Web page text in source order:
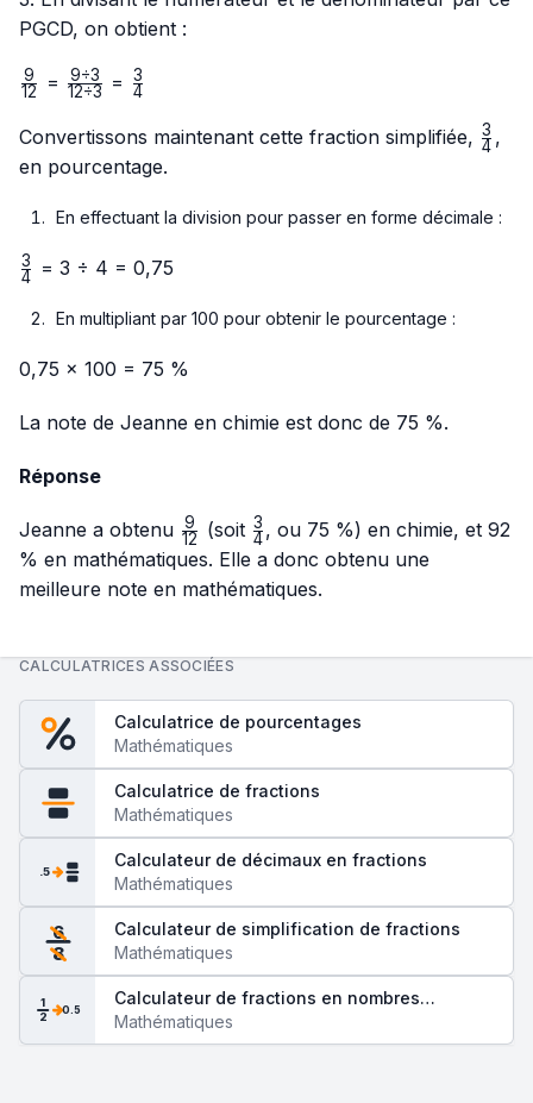
PGCD, on obtient :
\frac{9}
12
9 = \frac{9
{12 ÷
3}
12÷3
9÷3 = \frac{3}
4
3
Convertissons maintenant cette fraction simplifiée, 4
3 ,
en pourcentage.
En effectuant la division pour passer en forme décimale :
\frac{3}
4
3 = 3 ÷ 4 = 0,75
En multipliant par 100 pour obtenir le pourcentage :
0,75 × 100 = 75 %
La note de Jeanne en chimie est donc de 75 %.
Réponse
Jeanne a obtenu \frac{9}
{12}
12
9 (soit \frac{3}
{4}
4
3 , ou 75 %) en chimie, et 92
% en mathématiques. Elle a donc obtenu une
meilleure note en mathématiques.
CALCULATRICES ASSOCIÉES
Calculatrice de pourcentages
Mathématiques
Calculatrice de fractions
Mathématiques
.5
Calculateur de décimaux en fractions
Mathématiques
6
8
Calculateur de simplification de fractions
Mathématiques
1
2 0.5
Calculateur de fractions en nombres
décimaux
Mathématiques